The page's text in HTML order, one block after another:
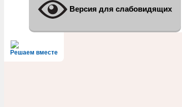
Версия для слабовидящих
Решаем вместе